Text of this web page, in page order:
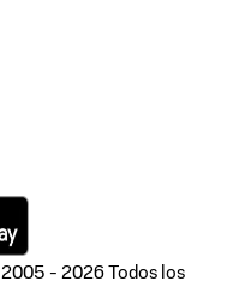
2005 - 2026 Todos los